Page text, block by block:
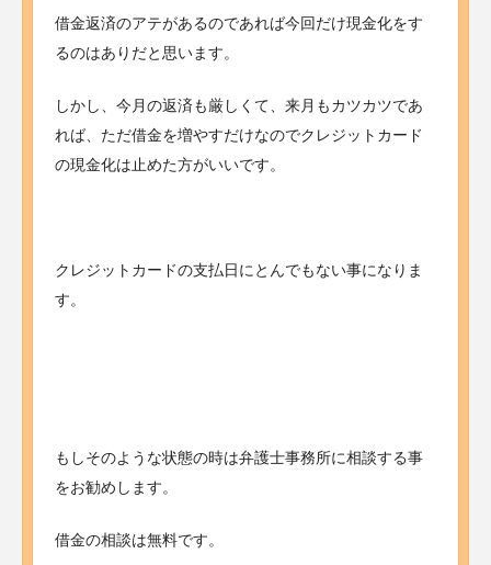
借金返済のアテがあるのであれば今回だけ現金化をす
るのはありだと思います。
しかし、今月の返済も厳しくて、来月もカツカツであ
れば、ただ借金を増やすだけなのでクレジットカード
の現金化は止めた方がいいです。
クレジットカードの支払日にとんでもない事になりま
す。
もしそのような状態の時は弁護士事務所に相談する事
をお勧めします。
借金の相談は無料です。